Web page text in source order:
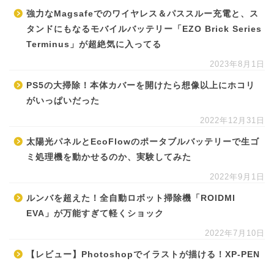
強力なMagsafeでのワイヤレス＆パススルー充電と、ス
タンドにもなるモバイルバッテリー「EZO Brick Series
Terminus」が超絶気に入ってる
2023年8月1日
PS5の大掃除！本体カバーを開けたら想像以上にホコリ
がいっぱいだった
2022年12月31日
太陽光パネルとEcoFlowのポータブルバッテリーで生ゴ
ミ処理機を動かせるのか、実験してみた
2022年9月1日
ルンバを超えた！全自動ロボット掃除機「ROIDMI
EVA」が万能すぎて軽くショック
2022年7月10日
【レビュー】Photoshopでイラストが描ける！XP-PEN